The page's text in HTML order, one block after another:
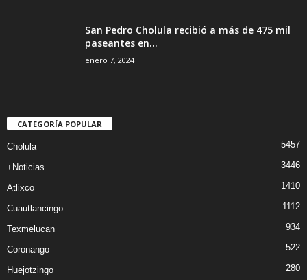
San Pedro Cholula recibió a más de 475 mil
paseantes en...
enero 7, 2024
CATEGORÍA POPULAR
Cholula 5457
+Noticias 3446
Atlixco 1410
Cuautlancingo 1112
Texmelucan 934
Coronango 522
Huejotzingo 280